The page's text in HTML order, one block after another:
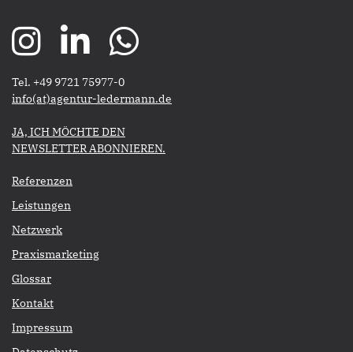
Tel. +49 9721 75977-0
​​​​​​​info(at)agentur-ledermann.de
​​​​​JA, ICH MÖCHTE DEN
NEWSLETTER ABONNIEREN.​​​​​​​
Referenzen
Leistungen
Netzwerk
Praxismarketing
Glossar
Kontakt
Impressum